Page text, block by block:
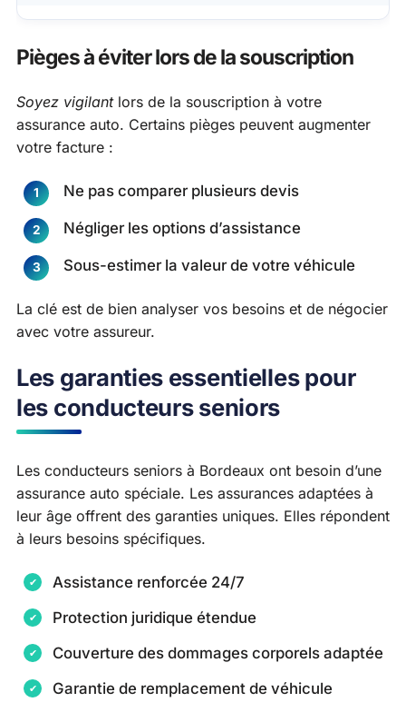
Pièges à éviter lors de la souscription
Soyez vigilantlors de la souscription à votre
assurance auto. Certains pièges peuvent augmenter
votre facture :
Ne pas comparer plusieurs devis
Négliger les options d’assistance
Sous-estimer la valeur de votre véhicule
La clé est de bien analyser vos besoins et de négocier
avec votre assureur.
Les garanties essentielles pour
les conducteurs seniors
Les conducteurs seniors à Bordeaux ont besoin d’une
assurance auto spéciale. Les assurances adaptées à
leur âge offrent des garanties uniques. Elles répondent
à leurs besoins spécifiques.
Assistance renforcée 24/7
Protection juridique étendue
Couverture des dommages corporels adaptée
Garantie de remplacement de véhicule